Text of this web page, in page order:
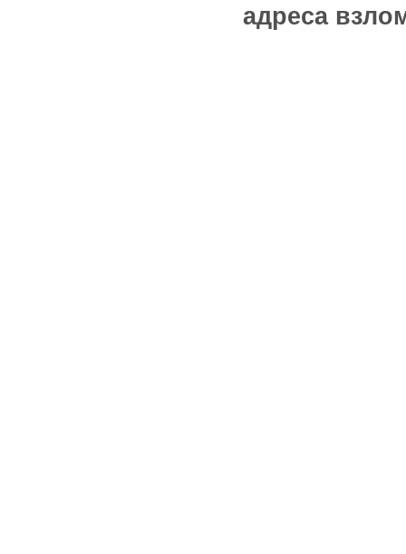
адреса